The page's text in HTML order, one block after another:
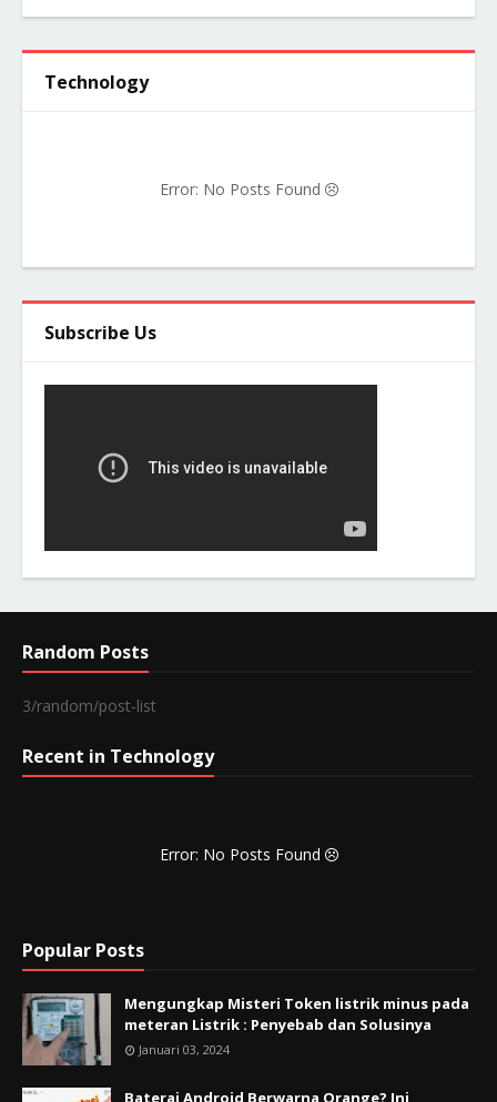
Technology
Error: No Posts Found
Subscribe Us
Random Posts
3/random/post-list
Recent in Technology
Error: No Posts Found
Popular Posts
Mengungkap Misteri Token listrik minus pada
meteran Listrik : Penyebab dan Solusinya
Januari 03, 2024
Baterai Android Berwarna Orange? Ini